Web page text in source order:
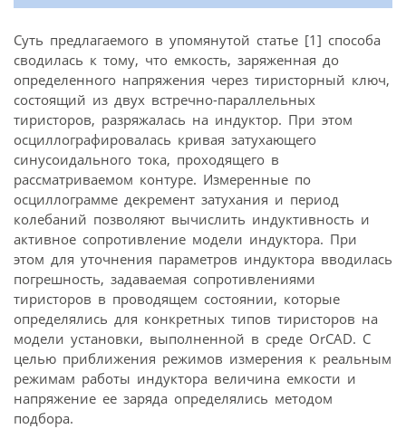
Суть предлагаемого в упомянутой статье [1] способа
сводилась к тому, что емкость, заряженная до
определенного напряжения через тиристорный ключ,
состоящий из двух встречно-параллельных
тиристоров, разряжалась на индуктор. При этом
осциллографировалась кривая затухающего
синусоидального тока, проходящего в
рассматриваемом контуре. Измеренные по
осциллограмме декремент затухания и период
колебаний позволяют вычислить индуктивность и
активное сопротивление модели индуктора. При
этом для уточнения параметров индуктора вводилась
погрешность, задаваемая сопротивлениями
тиристоров в проводящем состоянии, которые
определялись для конкретных типов тиристоров на
модели установки, выполненной в среде OrCAD. С
целью приближения режимов измерения к реальным
режимам работы индуктора величина емкости и
напряжение ее заряда определялись методом
подбора.